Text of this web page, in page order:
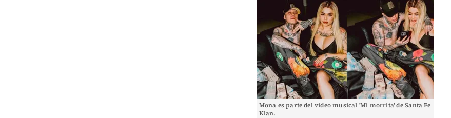
Mona es parte del video musical 'Mi morrita' de Santa Fe
Klan.